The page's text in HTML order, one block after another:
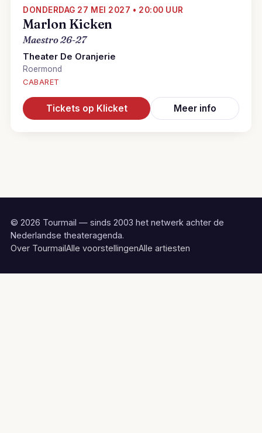
DONDERDAG 27 MEI 2027 • 20:00 UUR
Marlon Kicken
Maestro 26-27
Theater De Oranjerie
Roermond
CABARET
Tickets op Klicket Meer info
© 2026 Tourmail — sinds 2003 het netwerk achter de
Nederlandse theateragenda.
Over TourmailAlle voorstellingenAlle artiesten